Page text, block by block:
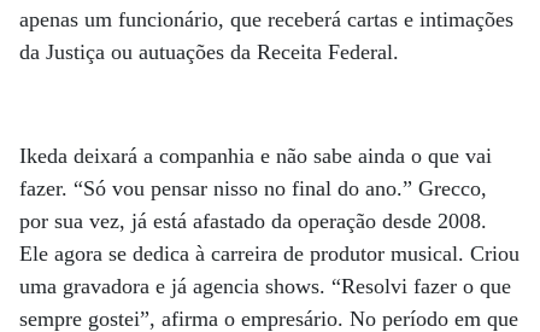
apenas um funcionário, que receberá cartas e intimações
da Justiça ou autuações da Receita Federal.
Ikeda deixará a companhia e não sabe ainda o que vai
fazer. “Só vou pensar nisso no final do ano.” Grecco,
por sua vez, já está afastado da operação desde 2008.
Ele agora se dedica à carreira de produtor musical. Criou
uma gravadora e já agencia shows. “Resolvi fazer o que
sempre gostei”, afirma o empresário. No período em que